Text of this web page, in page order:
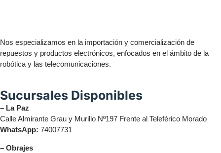
Nos especializamos en la importación y comercialización de
repuestos y productos electrónicos, enfocados en el ámbito de la
robótica y las telecomunicaciones.
Sucursales Disponibles
– La Paz
Calle Almirante Grau y Murillo Nº197 Frente al Teleférico Morado
WhatsApp: 74007731
– Obrajes